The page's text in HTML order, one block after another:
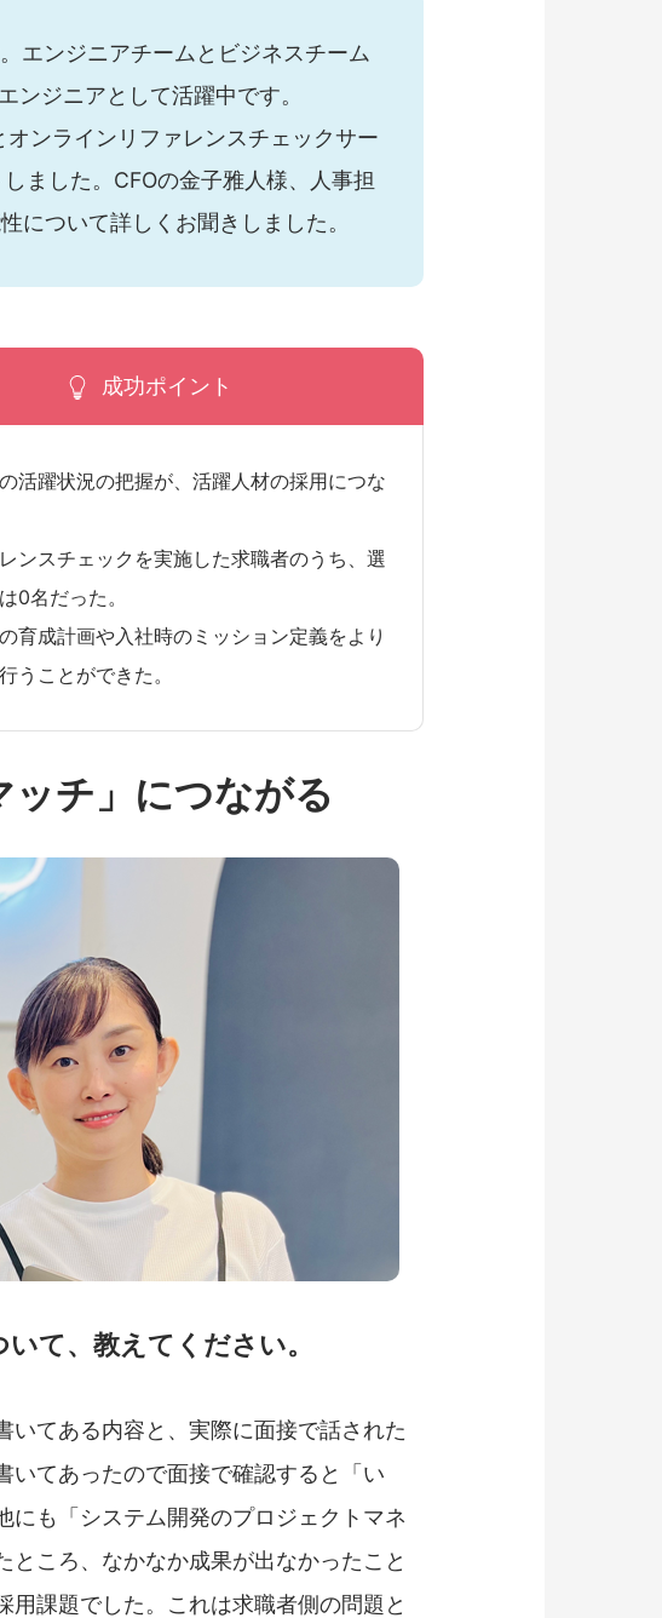
エンジニアチームとビジネスチーム
ジニアとして活躍中です。
ンラインリファレンスチェックサー
ました。CFOの金子雅人様、人事担
について詳しくお聞きしました。
成功ポイント
活躍状況の把握が、活躍人材の採用につな
ンスチェックを実施した求職者のうち、選
0名だった。
育成計画や入社時のミッション定義をより
うことができた。
チ」につながる
て、教えてください。
てある内容と、実際に面接で話された
いてあったので面接で確認すると「い
にも「システム開発のプロジェクトマネ
ころ、なかなか成果が出なかったこと
課題でした。これは求職者側の問題と